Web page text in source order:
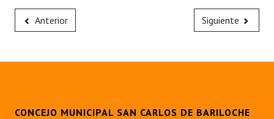
Anterior Siguiente
CONCEJO MUNICIPAL SAN CARLOS DE BARILOCHE